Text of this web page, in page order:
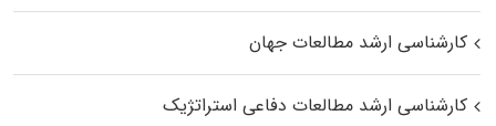
کارشناسی ارشد مطالعات جهان
کارشناسی ارشد مطالعات دفاعی استراتژیک